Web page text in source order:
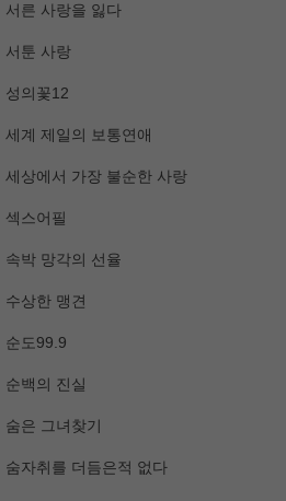
서른 사랑을 잃다
서툰 사랑
성의꽃12
세계 제일의 보통연애
세상에서 가장 불순한 사랑
섹스어필
속박 망각의 선율
수상한 맹견
순도99.9
순백의 진실
숨은 그녀찾기
숨자취를 더듬은적 없다